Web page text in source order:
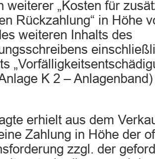
weiterer „Kosten für
Rückzahlung“ in Höhe
weiteren Inhalts des
K 2 –
erhielt aus dem
Zahlung in Höhe der
zzgl. der